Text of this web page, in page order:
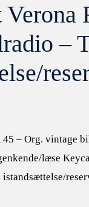
–
– Org. vintage
læse